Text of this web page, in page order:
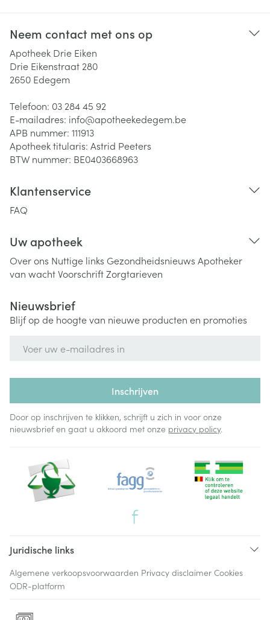
Neem contact met ons op
Apotheek Drie Eiken
Drie Eikenstraat 280
2650 Edegem
Telefoon: 03 284 45 92
E-mailadres: info@apotheekedegem.be
APB nummer: 111913
Apotheek titularis: Astrid Peeters
BTW nummer: BE0403668963
Klantenservice
FAQ
Uw apotheek
Over ons Nuttige links Gezondheidsnieuws Apotheker
van wachtVoorschriftZorgtarieven
Nieuwsbrief
Blijf op de hoogte van nieuwe producten en promoties
Inschrijven
Door op inschrijven te klikken, schrijft u zich in voor onze
nieuwsbrief en gaat u akkoord met onze privacy policy.
Juridische links
Algemene verkoopsvoorwaarden Privacy disclaimer Cookies
ODR-platform